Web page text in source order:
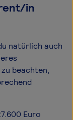
in
natürlich auch
beachten,
Euro